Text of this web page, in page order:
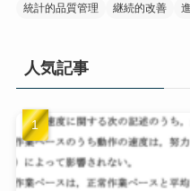
統計的品質管理
継続的改善
人気記事